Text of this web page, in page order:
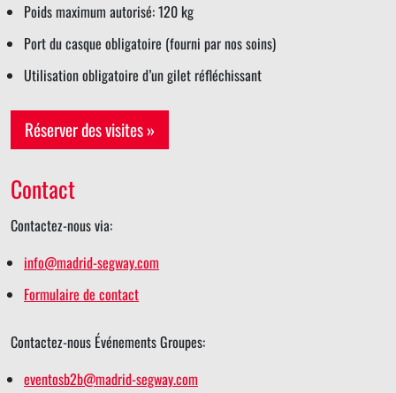
Poids maximum autorisé: 120 kg
Port du casque obligatoire (fourni par nos soins)
Utilisation obligatoire d’un gilet réfléchissant
Réserver des visites »
Contact
Contactez-nous via:
info@madrid-segway.com
Formulaire de contact
Contactez-nous Événements Groupes:
eventosb2b@madrid-segway.com